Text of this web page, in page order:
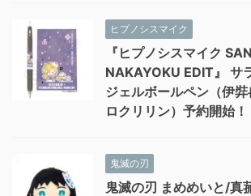
ヒプノシスマイク
『ヒプノシスマイク
NAKAYOKU EDIT』 サ
ジェルボールペン（伊
ロクリリン）予約開始！
鬼滅の刃
鬼滅の刃 まめめいと/真